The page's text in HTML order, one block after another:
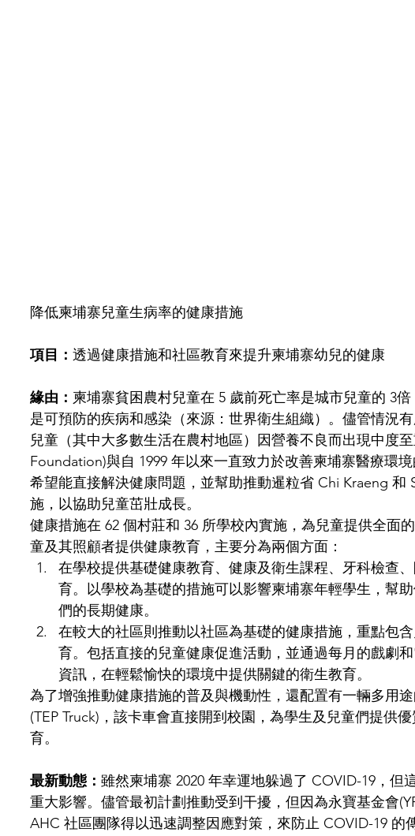
降低柬埔寨兒童生病率的健康措施
項目： 透過健康措施和社區教育來提升柬埔寨幼兒的健康
緣由： 柬埔寨貧困農村兒童在 5 歲前死亡率是城市兒童的 3
是可預防的疾病和感染（來源：世界衛生組織）。儘管情況
兒童（其中大多數生活在農村地區）因營養不良而出現中度
Foundation)與自 1999 年以來一直致力於改善柬埔寨醫療環
希望能直接解決健康問題，並幫助推動暹粒省 Chi Kraeng 和
施，以協助兒童茁壯成長。
健康措施在 62 個村莊和 36 所學校內實施，為兒童提供全面
童及其照顧者提供健康教育，主要分為兩個方面：
在學校提供基礎健康教育、健康及衛生課程、牙科檢查
育。以學校為基礎的措施可以影響柬埔寨年輕學生，幫
們的長期健康。
在較大的社區則推動以社區為基礎的健康措施，重點包
育。包括直接的兒童健康促進活動，並通過每月的戲劇
資訊，在輕鬆愉快的環境中提供關鍵的衛生教育。
為了增強推動健康措施的普及與機動性，還配置有一輛多用
(TEP Truck)，該卡車會直接開到校園，為學生及兒童們提供
育。
最新動態： 雖然柬埔寨 2020 年幸運地躲過了 COVID-19，但
重大影響。儘管最初計劃推動受到干擾，但因為永寶基金會
AHC 社區團隊得以迅速調整因應對策，來防止 COVID-19 的